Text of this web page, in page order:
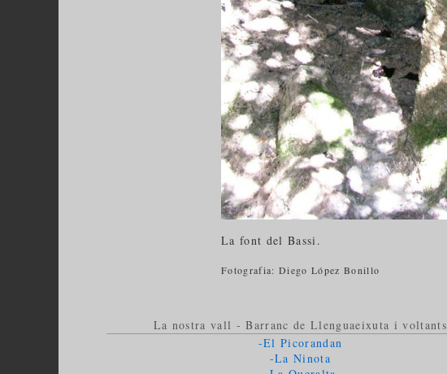
La font del Bassi.
Fotografia: Diego López Bonillo
La nostra vall - Barranc de Llenguaeixuta i voltants
-El Picorandan
-La Ninota